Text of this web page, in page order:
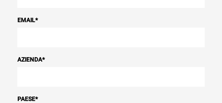
EMAIL*
AZIENDA*
PAESE*